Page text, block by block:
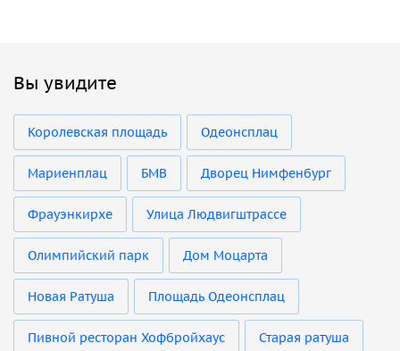
Вы увидите
Королевская площадь Одеонсплац
Мариенплац БМВ Дворец Нимфенбург
Фрауэнкирхе Улица Людвигштрассе
Олимпийский парк Дом Моцарта
Новая Ратуша Площадь Одеонсплац
Пивной ресторан Хофбройхаус Старая ратуша